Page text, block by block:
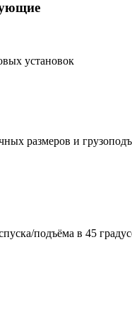
установок
размеров и
подъёма в 45